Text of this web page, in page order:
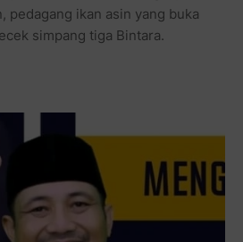
pedagang ikan asin yang buka
simpang tiga Bintara.